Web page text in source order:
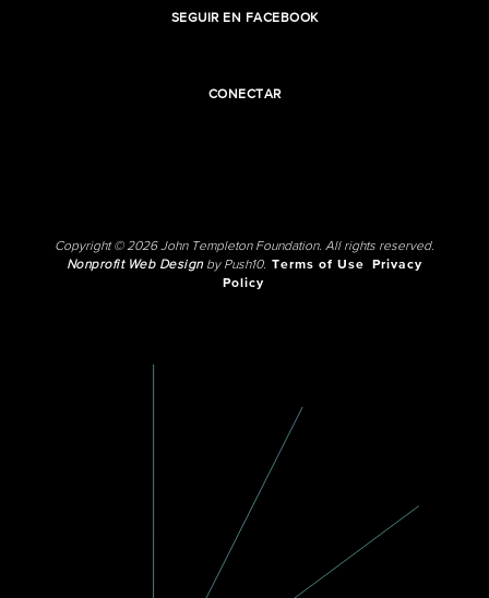
SEGUIR EN FACEBOOK
CONECTAR
Copyright © 2026 John Templeton Foundation. All rights reserved.
Nonprofit Web Designby Push10. Terms of Use
Privacy
Policy